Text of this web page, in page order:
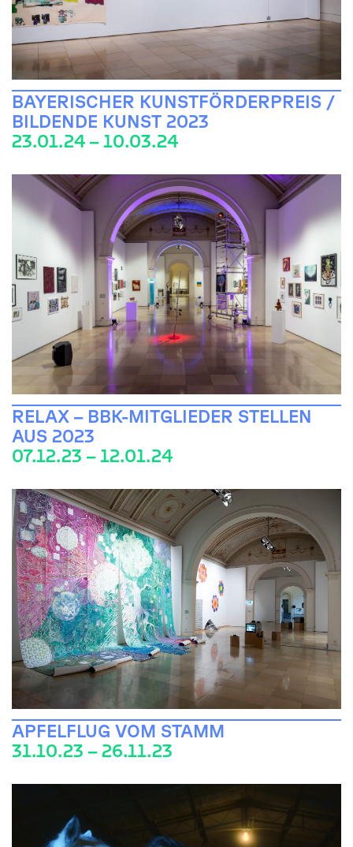
BAYERISCHER KUNSTFÖRDERPREIS /
BILDENDE KUNST 2023
23.01.24 – 10.03.24
RELAX – BBK-MITGLIEDER STELLEN
AUS 2023
07.12.23 – 12.01.24
APFELFLUG VOM STAMM
31.10.23 – 26.11.23